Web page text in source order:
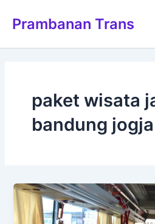
Prambanan Trans
paket wisata
bandung jogja